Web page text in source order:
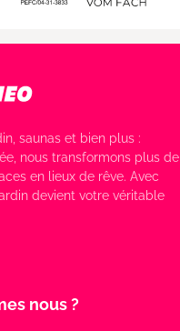
saunas et bien plus :
nous transformons plus de
en lieux de rêve. Avec
devient votre véritable
nous ?